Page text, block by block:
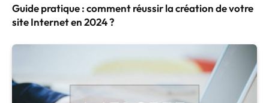
Guide pratique : comment réussir la création de votre
site Internet en 2024 ?